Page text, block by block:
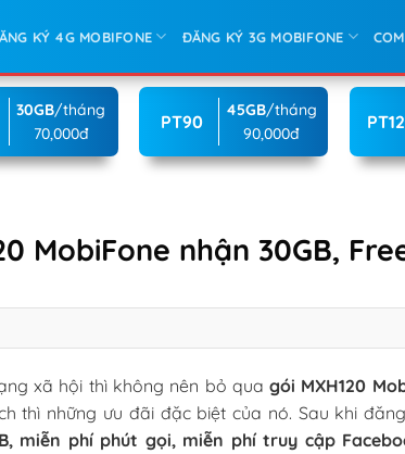
KÝ 4G MOBIFONE ĐĂNG KÝ 3G MOBIFONE
30GB/tháng
70,000đ
PT90
45GB/tháng
90,000đ
MobiFone nhận 30GB,
xã hội thì không nên bỏ quagói MXH120
thì những ưu đãi đặc biệt của nó. Sau khi
miễn phí phút gọi, miễn phí truy cập